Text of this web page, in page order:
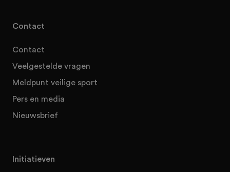
Contact
Contact
Veelgestelde vragen
Meldpunt veilige sport
Pers en media
Nieuwsbrief
Initiatieven